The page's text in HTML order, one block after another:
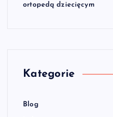
ortopedą dziecięcym
Kategorie
Blog